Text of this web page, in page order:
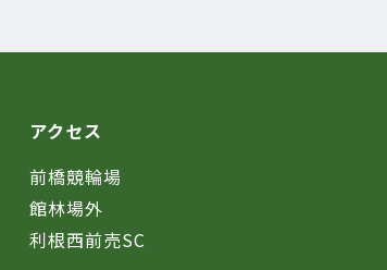
アクセス
前橋競輪場
館林場外
利根西前売SC